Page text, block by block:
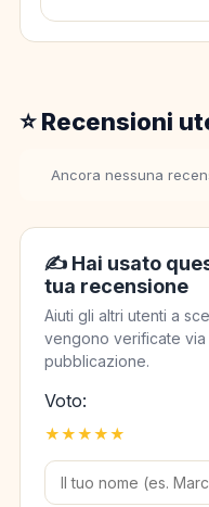
⭐ Recensioni
Ancora nessuna
✍️ Hai usato
tua recensione
Aiuti gli altri utenti a
vengono verificate via
pubblicazione.
Voto:
★
★
★
★
★